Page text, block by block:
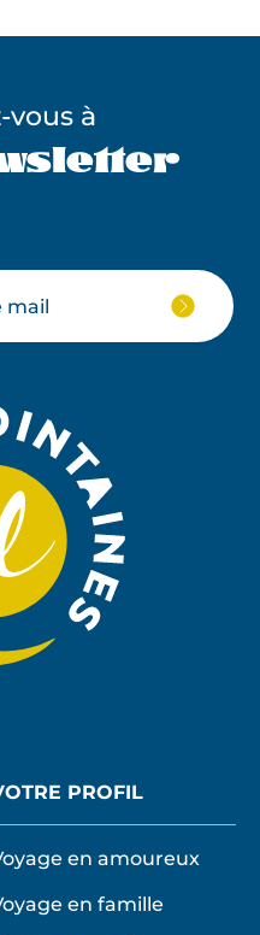
vous à
JE
PROFIL
en amoureux
en famille